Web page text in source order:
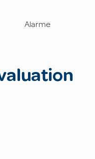
Alarme